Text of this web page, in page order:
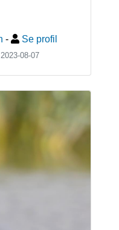
- Se profil
2023-08-07